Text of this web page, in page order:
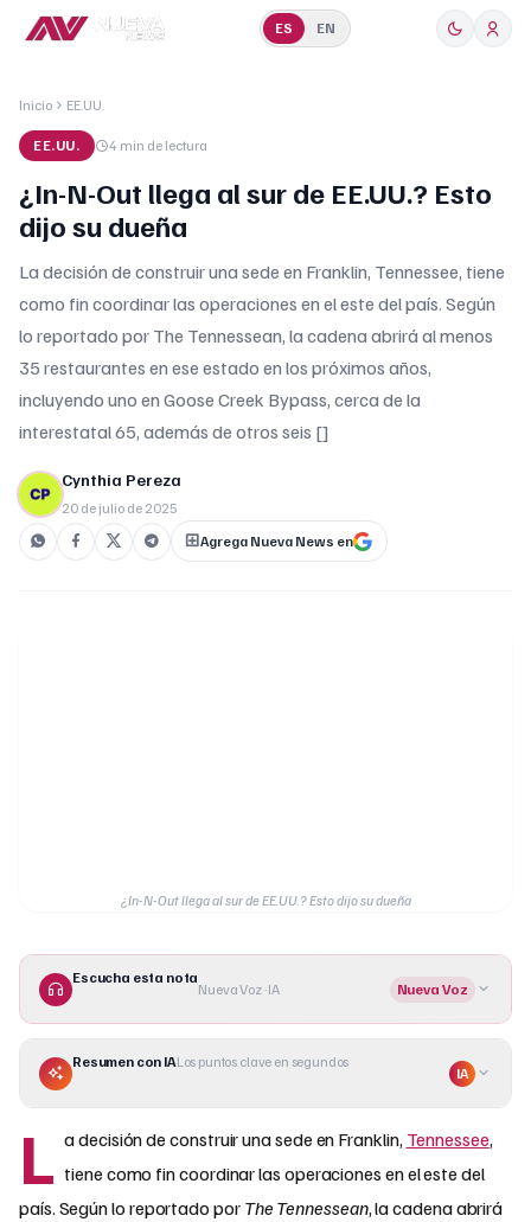
ES EN
Inicio EE.UU.
EE.UU. 4 min de lectura
¿In-N-Out llega al sur de EE.UU.? Esto
dijo su dueña
La decisión de construir una sede en Franklin, Tennessee, tiene
como fin coordinar las operaciones en el este del país. Según
lo reportado por The Tennessean, la cadena abrirá al menos
35 restaurantes en ese estado en los próximos años,
incluyendo uno en Goose Creek Bypass, cerca de la
interestatal 65, además de otros seis []
Cynthia Pereza
20 de julio de 2025
Agrega Nueva News en
¿In-N-Out llega al sur de EE.UU.? Esto dijo su dueña
Escucha esta nota
Nueva Voz · IA Nueva Voz
Resumen con IALos puntos clave en segundos
IA
L a decisión de construir una sede en Franklin, Tennessee,
tiene como fin coordinar las operaciones en el este del
país. Según lo reportado por The Tennessean, la cadena abrirá